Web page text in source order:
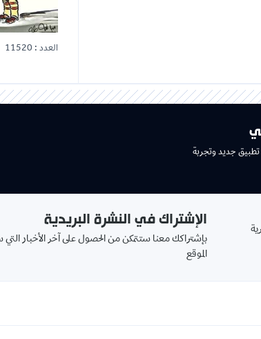
العدد : 11520
تطبيق جديد وتجربة
الإشتراك في النشرة البريدية
بإشتراكك معنا ستتمكن من الحصول على آخر الأخبار التي
الموقع